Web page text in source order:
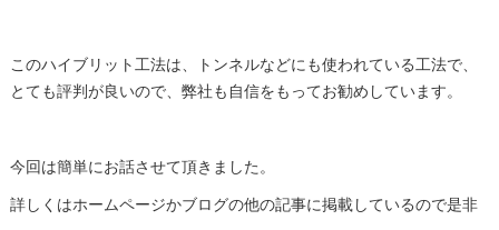
このハイブリット工法は、トンネルなどにも使われている工法で、
とても評判が良いので、弊社も自信をもってお勧めしています。
今回は簡単にお話させて頂きました。
詳しくはホームページかブログの他の記事に掲載しているので是非